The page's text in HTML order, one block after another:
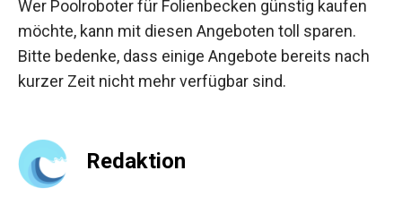
Wer Poolroboter für Folienbecken günstig kaufen
möchte, kann mit diesen Angeboten toll sparen.
Bitte bedenke, dass einige Angebote bereits nach
kurzer Zeit nicht mehr verfügbar sind.
Redaktion